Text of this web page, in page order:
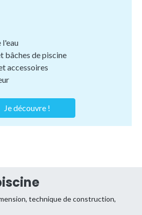
l'eau
bâches de piscine
accessoires
Je découvre !
technique de construction,